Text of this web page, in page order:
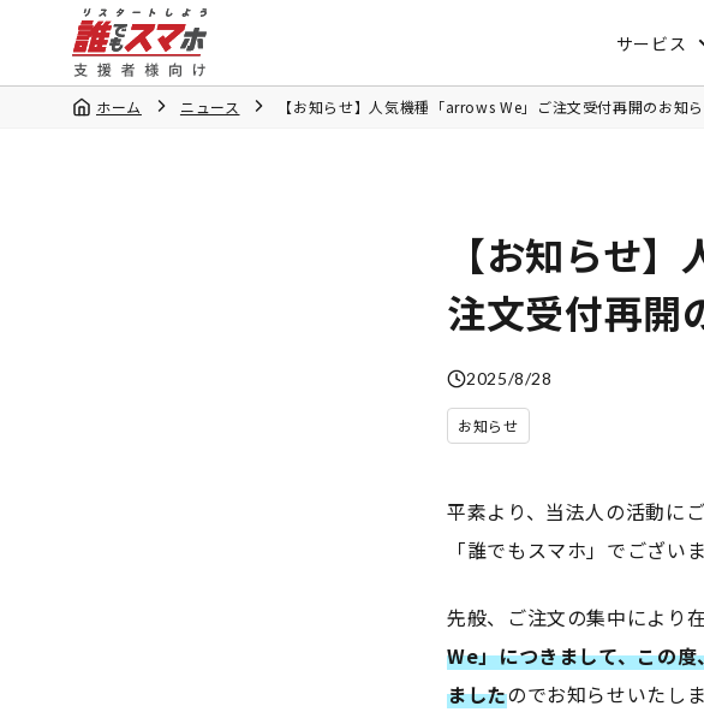
サービス
ホーム ニュース 【お知らせ】人気機種「arrows We」ご注文受付再開のお知
【お知らせ
注文受付再開
2025/8/28
お知らせ
平素より、当法人の活動に
「誰でもスマホ」でございま
先般、ご注文の集中により
We」につきまして、この
ましたのでお知らせいたしま